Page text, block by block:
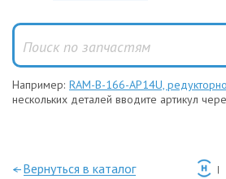
Например: RAM-B-166-AP14U,
нескольких деталей вводите артикул
—Вернуться в каталог